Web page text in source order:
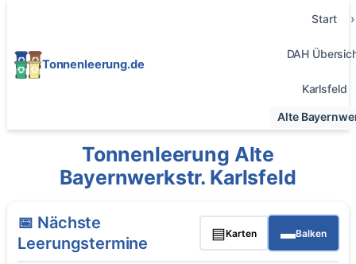
Tonnenleerung.de
Start
DAH
Karlsfeld
Alte
Tonnenleerung Alte
Bayernwerkstr. Karlsfeld
📅 Nächste
Leerungstermine
▤Karten ▬Balken